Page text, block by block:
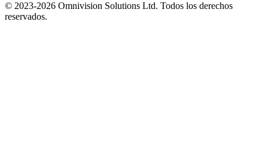
© 2023-2026 Omnivision Solutions Ltd. Todos los derechos
reservados.